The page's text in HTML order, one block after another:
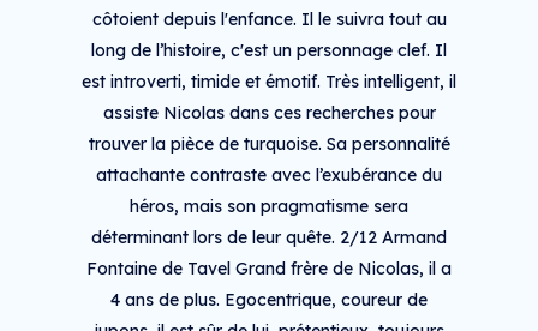
côtoient depuis l'enfance. Il le suivra tout au
long de l’histoire, c'est un personnage clef. Il
est introverti, timide et émotif. Très intelligent, il
assiste Nicolas dans ces recherches pour
trouver la pièce de turquoise. Sa personnalité
attachante contraste avec l’exubérance du
héros, mais son pragmatisme sera
déterminant lors de leur quête. 2/12 Armand
Fontaine de Tavel Grand frère de Nicolas, il a
4 ans de plus. Egocentrique, coureur de